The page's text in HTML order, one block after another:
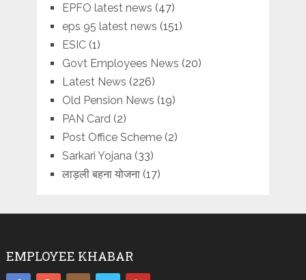
EPFO latest news (47)
eps 95 latest news (151)
ESIC(1)
Govt Employees News (20)
Latest News (226)
Old Pension News (19)
PAN Card (2)
Post Office Scheme(2)
Sarkari Yojana (33)
लाड़ली बहना योजना(17)
EMPLOYEE KHABAR